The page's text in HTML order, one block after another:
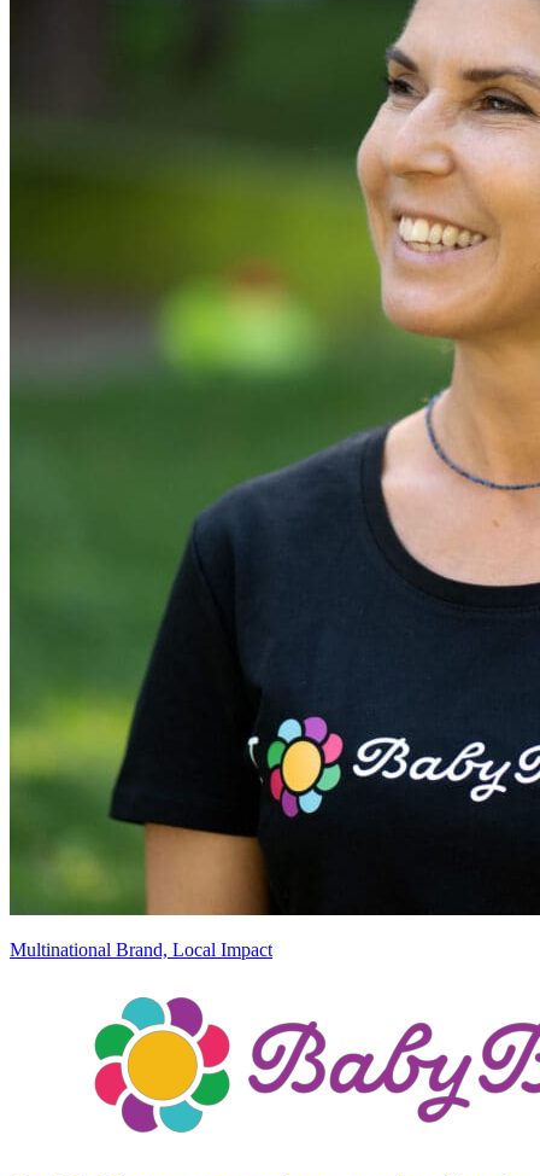
Multinational Brand, Local Impact